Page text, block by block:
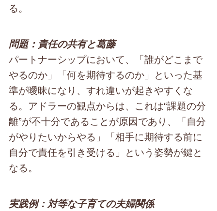
る。
問題：責任の共有と葛藤
パートナーシップにおいて、「誰がどこまで
やるのか」「何を期待するのか」といった基
準が曖昧になり、すれ違いが起きやすくな
る。アドラーの観点からは、これは“課題の分
離”が不十分であることが原因であり、「自分
がやりたいからやる」「相手に期待する前に
自分で責任を引き受ける」という姿勢が鍵と
なる。
実践例：対等な子育ての夫婦関係